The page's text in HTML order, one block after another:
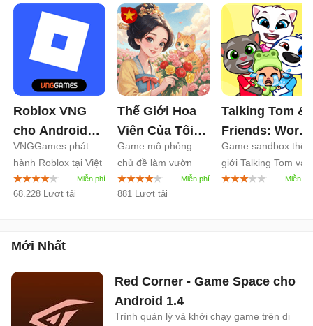
Roblox VNG
cho Android
2.732
VNGGames phát
hành Roblox tại Việt
Nam
68.228 Lượt tải
Thế Giới Hoa
Viên Của Tôi
cho Android
1.1
Game mô phỏng
chủ đề làm vườn
hoa
881 Lượt tải
Talking Tom &
Friends: World
cho Android
1.8
Game sandbox thế
giới Talking Tom và
bạn bè
Mới Nhất
Red Corner - Game Space cho
Android 1.4
Trình quản lý và khởi chạy game trên di